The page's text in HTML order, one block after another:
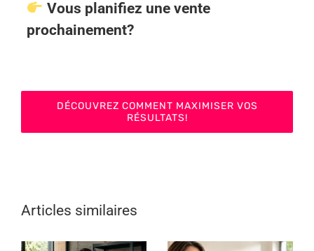
Vous planifiez une vente
prochainement?
DÉCOUVREZ COMMENT MAXIMISER VOS
RÉSULTATS!
Articles similaires